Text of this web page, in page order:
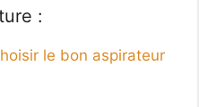
:
le bon aspirateur